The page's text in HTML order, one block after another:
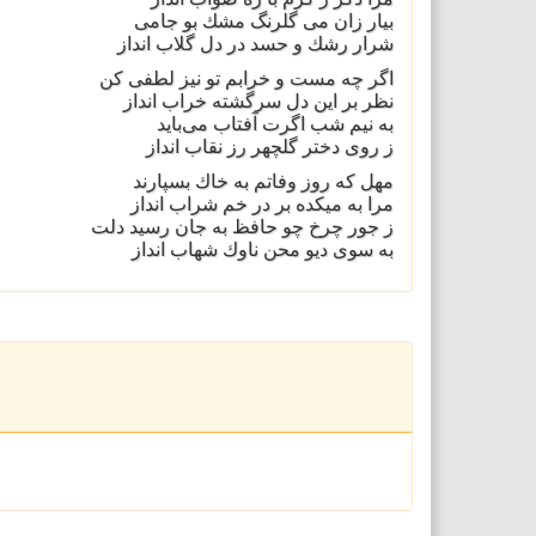
بیار زان می گلرنگ مشك بو جامی
شرار رشك و حسد در دل گلاب انداز
اگر چه مست و خرابم تو نیز لطفی كن
نظر بر این دل سرگشته خراب انداز
به نیم شب اگرت آفتاب می‌باید
ز روی دختر گلچهر رز نقاب انداز
مهل كه روز وفاتم به خاك بسپارند
مرا به میكده بر در خم شراب انداز
ز جور چرخ چو حافظ به جان رسید دلت
به سوی دیو محن ناوك شهاب انداز